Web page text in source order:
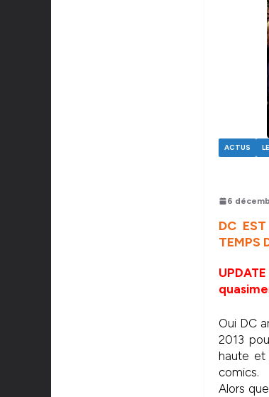
ACTUS
6
DC
TEMPS
Oui DC
2013
haute et
comics.
Alors